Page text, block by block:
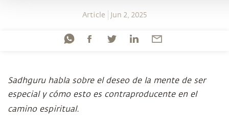
Article Jun 2, 2025
Sadhguru habla sobre el deseo de la mente de ser
especial y cómo esto es contraproducente en el
camino espiritual.